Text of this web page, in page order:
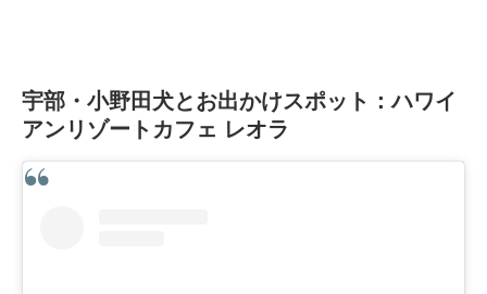
宇部・小野田犬とお出かけスポット：ハワイ
アンリゾートカフェ レオラ